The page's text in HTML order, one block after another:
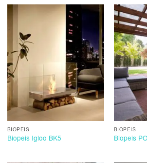
BIOPEIS
Biopeis Igloo BK5
BIOPEIS
Biopeis